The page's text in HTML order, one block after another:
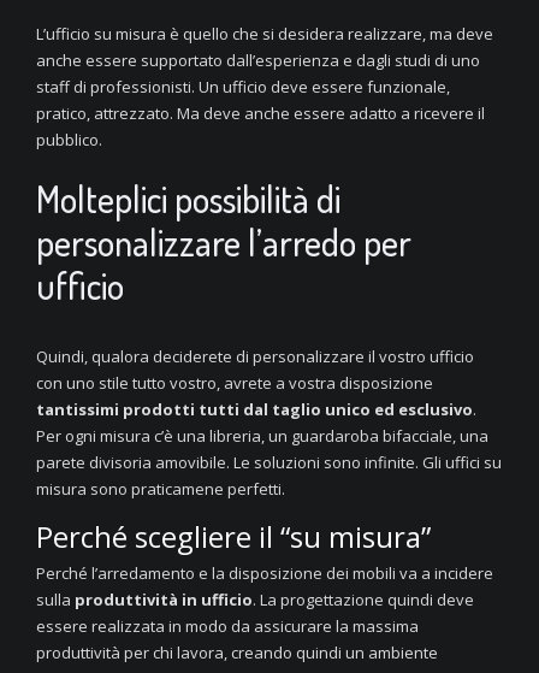
L’ufficio su misura è quello che si desidera realizzare, ma deve
anche essere supportato dall’esperienza e dagli studi di uno
staff di professionisti. Un ufficio deve essere funzionale,
pratico, attrezzato. Ma deve anche essere adatto a ricevere il
pubblico.
Molteplici possibilità di
personalizzare l’arredo per
ufficio
Quindi, qualora deciderete di personalizzare il vostro ufficio
con uno stile tutto vostro, avrete a vostra disposizione
tantissimi prodotti tutti dal taglio unico ed esclusivo.
Per ogni misura c’è una libreria, un guardaroba bifacciale, una
parete divisoria amovibile. Le soluzioni sono infinite. Gli uffici su
misura sono praticamene perfetti.
Perché scegliere il “su misura”
Perché l’arredamento e la disposizione dei mobili va a incidere
sulla produttività in ufficio. La progettazione quindi deve
essere realizzata in modo da assicurare la massima
produttività per chi lavora, creando quindi un ambiente